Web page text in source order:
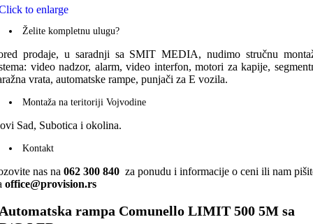
to enlarge
Želite kompletnu ulugu?
prodaje, u saradnji sa SMIT MEDIA, nudimo stručnu
video nadzor, alarm, video interfon, motori za kapije,
vrata, automatske rampe, punjači za E vozila.
Montaža na teritoriji Vojvodine
Sad, Subotica i okolina.
Kontakt
nas na 062 300 840 za ponudu i informacije o ceni ili nam
office@provision.rs
rampa Comunello LIMIT 500 5M sa